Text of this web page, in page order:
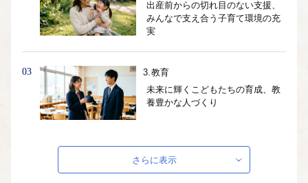
出産前からの切れ目のない支援、
みんなで支え合う子育て環境の充
実
03
3.教育
未来に輝くこどもたちの育成、教
養豊かな人づくり
4.健康・福祉
生涯いきいきと過ごせる健康づく
さらに表示